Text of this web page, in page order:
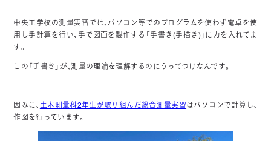
中央工学校の測量実習では、パソコン等でのプログラムを使わず電卓を使
用し手計算を行い、手で図面を製作する「手書き(手描き)」に力を入れてま
す。
この「手書き」が、測量の理論を理解するのにうってつけなんです。
因みに、 土木測量科2年生が取り組んだ総合測量実習はパソコンで計算し、
作図を行っています。